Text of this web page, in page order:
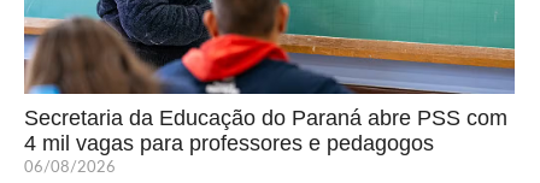
Secretaria da Educação do Paraná abre PSS com
4 mil vagas para professores e pedagogos
06/08/2026